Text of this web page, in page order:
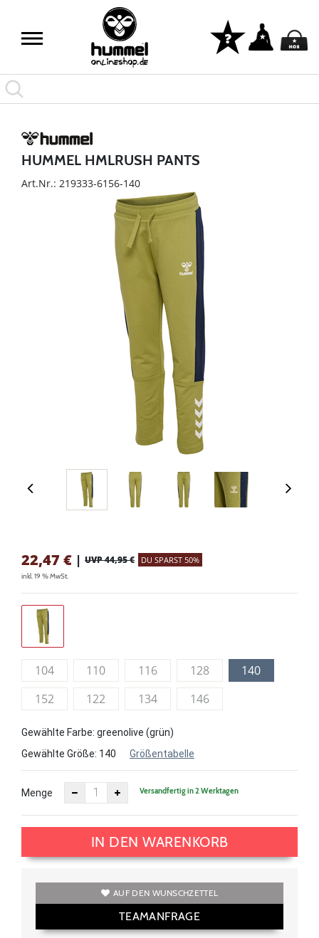
HUMMEL HMLRUSH PANTS
Art.Nr.: 219333-6156-140
22,47 € | UVP 44,95 € DU SPARST 50%
inkl. 19 % MwSt.
104 110 116 128
140
152
122 134 146
Gewählte Farbe: greenolive (grün)
Gewählte Größe: 140 Größentabelle
Menge Versandfertig in 2 Werktagen
IN DEN WARENKORB
AUF DEN WUNSCHZETTEL
TEAMANFRAGE